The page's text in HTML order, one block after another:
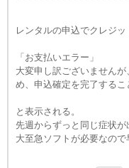
レンタルの申込でクレジ
「お支払いエラー」
大変申し訳ございません
め、申込確定を完了するこ
と表示される。
先週からずっと同じ症状が
大至急ソフトが必要なので